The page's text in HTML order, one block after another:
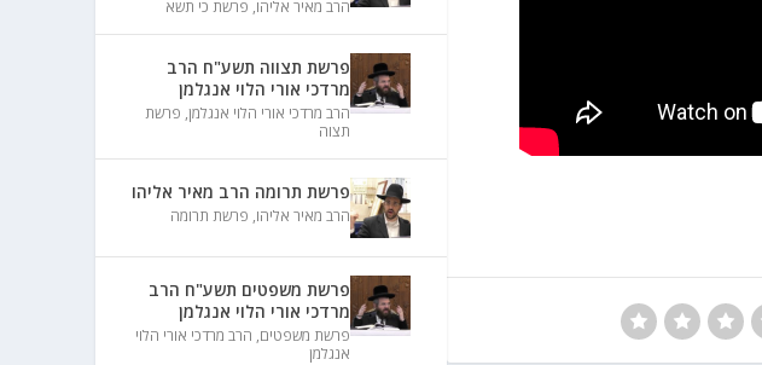
הרב מאיר אליהו, פרשת כי תשא
פרשת תצווה תשע"ח הרב
מרדכי אורי הלוי אנגלמן
הרב מרדכי אורי הלוי אנגלמן, פרשת
תצוה
פרשת תרומה הרב מאיר אליהו
הרב מאיר אליהו, פרשת תרומה
פרשת משפטים תשע"ח הרב
מרדכי אורי הלוי אנגלמן
פרשת משפטים, הרב מרדכי אורי הלוי
אנגלמן